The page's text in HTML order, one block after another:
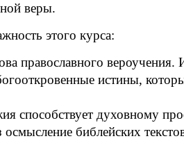
веры.
этого курса:
православного вероучения.
истины,
способствует духовному
библейских